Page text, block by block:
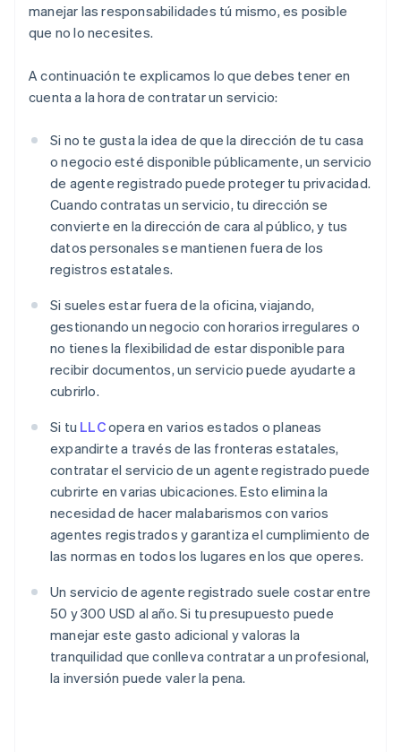
manejar las responsabilidades tú mismo, es posible
que no lo necesites.
A continuación te explicamos lo que debes tener en
cuenta a la hora de contratar un servicio:
Si no te gusta la idea de que la dirección de tu casa
o negocio esté disponible públicamente, un servicio
de agente registrado puede proteger tu privacidad.
Cuando contratas un servicio, tu dirección se
convierte en la dirección de cara al público, y tus
datos personales se mantienen fuera de los
registros estatales.
Si sueles estar fuera de la oficina, viajando,
gestionando un negocio con horarios irregulares o
no tienes la flexibilidad de estar disponible para
recibir documentos, un servicio puede ayudarte a
cubrirlo.
Si tu LLCopera en varios estados o planeas
expandirte a través de las fronteras estatales,
contratar el servicio de un agente registrado puede
cubrirte en varias ubicaciones. Esto elimina la
necesidad de hacer malabarismos con varios
agentes registrados y garantiza el cumplimiento de
las normas en todos los lugares en los que operes.
Un servicio de agente registrado suele costar entre
50 y 300 USD al año. Si tu presupuesto puede
manejar este gasto adicional y valoras la
tranquilidad que conlleva contratar a un profesional,
la inversión puede valer la pena.